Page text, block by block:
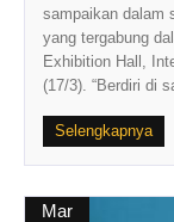
sampaikan dalam
yang tergabung
Exhibition Hall,
(17/3). “Berdiri di
Selengkapnya
Mar